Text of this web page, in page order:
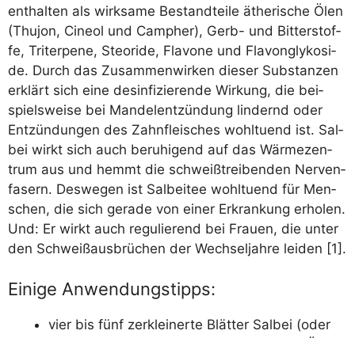
ent­hal­ten als wirk­sa­me Bestand­tei­le äthe­ri­sche Ölen
(Thu­jon, Cineol und Cam­pher), Gerb- und Bit­ter­stof­
fe, Tri­ter­pe­ne, Ste­o­ri­de, Fla­vo­ne und Fla­von­gly­ko­si­
de. Durch das Zusam­men­wir­ken die­ser Sub­stan­zen
erklärt sich eine des­in­fi­zie­ren­de Wir­kung, die bei­
spiels­wei­se bei Man­del­ent­zün­dung lin­dernd oder
Ent­zün­dun­gen des Zahn­fleisches wohl­tu­end ist. Sal­
bei wirkt sich auch beru­hi­gend auf das Wär­me­zen­
trum aus und hemmt die schweiß­trei­ben­den Ner­ven­
fa­sern. Des­we­gen ist Sal­bei­tee wohl­tu­end für Men­
schen, die sich gera­de von einer Erkran­kung erho­len.
Und: Er wirkt auch regu­lie­rend bei Frau­en, die unter
den Schweiß­aus­brü­chen der Wech­sel­jah­re lei­den [1].
Einige Anwendungstipps:
vier bis fünf zer­klei­ner­te Blät­ter Sal­bei (oder